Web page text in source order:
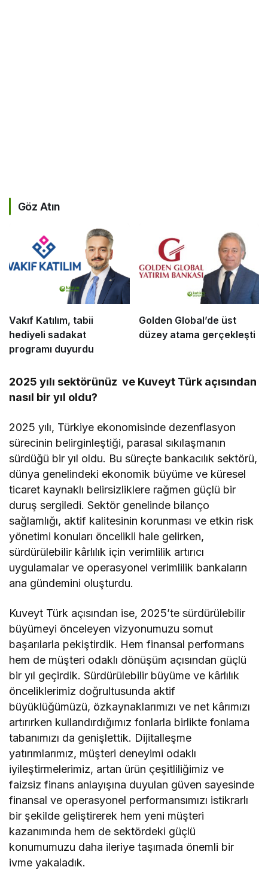
Göz Atın
Vakıf Katılım, tabii
hediyeli sadakat
programı duyurdu
Golden Global’de üst
düzey atama gerçekleşti
2025 yılı sektörünüz ve Kuveyt Türk açısından
nasıl bir yıl oldu?
2025 yılı, Türkiye ekonomisinde dezenflasyon
sürecinin belirginleştiği, parasal sıkılaşmanın
sürdüğü bir yıl oldu. Bu süreçte bankacılık sektörü,
dünya genelindeki ekonomik büyüme ve küresel
ticaret kaynaklı belirsizliklere rağmen güçlü bir
duruş sergiledi. Sektör genelinde bilanço
sağlamlığı, aktif kalitesinin korunması ve etkin risk
yönetimi konuları öncelikli hale gelirken,
sürdürülebilir kârlılık için verimlilik artırıcı
uygulamalar ve operasyonel verimlilik bankaların
ana gündemini oluşturdu.
Kuveyt Türk açısından ise, 2025’te sürdürülebilir
büyümeyi önceleyen vizyonumuzu somut
başarılarla pekiştirdik. Hem finansal performans
hem de müşteri odaklı dönüşüm açısından güçlü
bir yıl geçirdik. Sürdürülebilir büyüme ve kârlılık
önceliklerimiz doğrultusunda aktif
büyüklüğümüzü, özkaynaklarımızı ve net kârımızı
artırırken kullandırdığımız fonlarla birlikte fonlama
tabanımızı da genişlettik. Dijitalleşme
yatırımlarımız, müşteri deneyimi odaklı
iyileştirmelerimiz, artan ürün çeşitliliğimiz ve
faizsiz finans anlayışına duyulan güven sayesinde
finansal ve operasyonel performansımızı istikrarlı
bir şekilde geliştirerek hem yeni müşteri
kazanımında hem de sektördeki güçlü
konumumuzu daha ileriye taşımada önemli bir
ivme yakaladık.